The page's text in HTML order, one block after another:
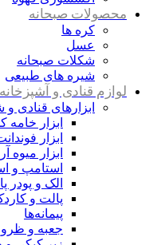
محصولات صبحانه
کره ها
عسل
شکلات صبحانه
شیره های طبیعی
لوازم قنادی و آشپزخانه
ابزارهای قنادی
ابزار
ابزار
ابزار میوه
استامپ و
الک و پودر
پالت و
پیمانه‌ها
جعبه و